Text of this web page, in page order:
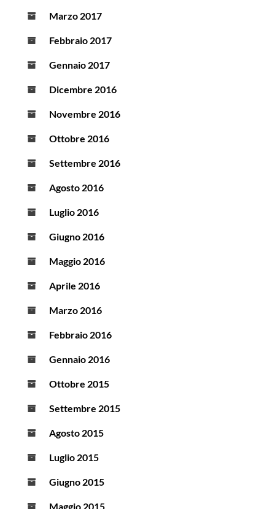
Marzo 2017
Febbraio 2017
Gennaio 2017
Dicembre 2016
Novembre 2016
Ottobre 2016
Settembre 2016
Agosto 2016
Luglio 2016
Giugno 2016
Maggio 2016
Aprile 2016
Marzo 2016
Febbraio 2016
Gennaio 2016
Ottobre 2015
Settembre 2015
Agosto 2015
Luglio 2015
Giugno 2015
Maggio 2015